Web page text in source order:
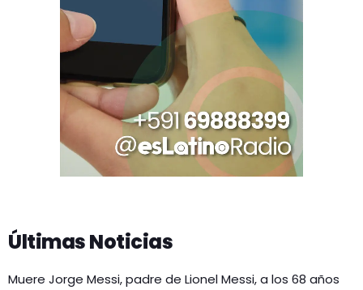
Últimas Noticias
Muere Jorge Messi, padre de Lionel Messi, a los 68 años